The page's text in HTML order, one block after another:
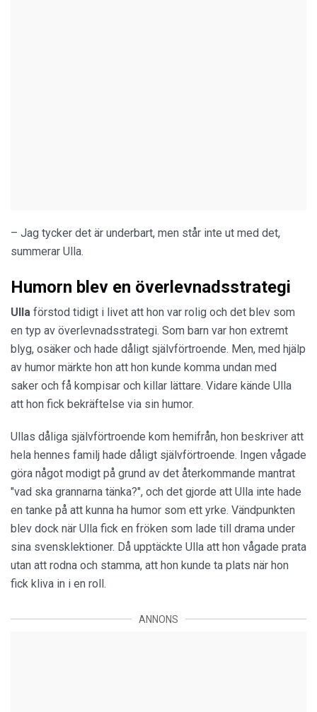
– Jag tycker det är underbart, men står inte ut med det,
summerar Ulla.
Humorn blev en överlevnadsstrategi
Ulla förstod tidigt i livet att hon var rolig och det blev som
en typ av överlevnadsstrategi. Som barn var hon extremt
blyg, osäker och hade dåligt självförtroende. Men, med hjälp
av humor märkte hon att hon kunde komma undan med
saker och få kompisar och killar lättare. Vidare kände Ulla
att hon fick bekräftelse via sin humor.
Ullas dåliga självförtroende kom hemifrån, hon beskriver att
hela hennes familj hade dåligt självförtroende. Ingen vågade
göra något modigt på grund av det återkommande mantrat
"vad ska grannarna tänka?", och det gjorde att Ulla inte hade
en tanke på att kunna ha humor som ett yrke. Vändpunkten
blev dock när Ulla fick en fröken som lade till drama under
sina svensklektioner. Då upptäckte Ulla att hon vågade prata
utan att rodna och stamma, att hon kunde ta plats när hon
fick kliva in i en roll.
ANNONS